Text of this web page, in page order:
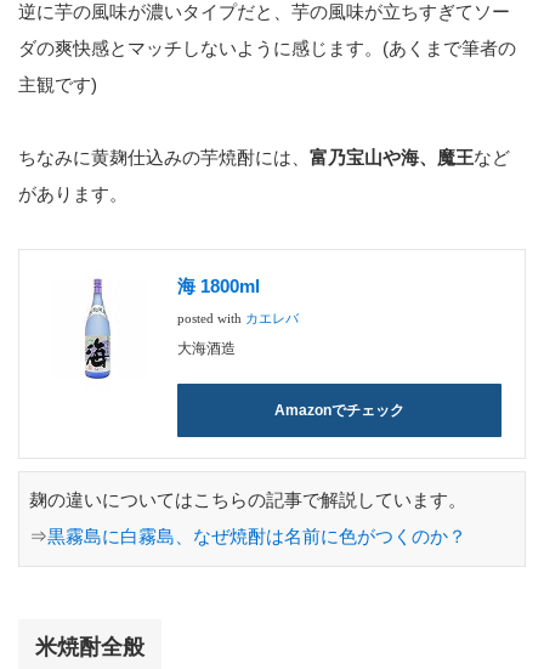
逆に芋の風味が濃いタイプだと、芋の風味が立ちすぎてソー
ダの爽快感とマッチしないように感じます。(あくまで筆者の
主観です)
ちなみに黄麹仕込みの芋焼酎には、 富乃宝山や海、魔王など
があります。
海 1800ml
posted with カエレバ
大海酒造
Amazonでチェック
麹の違いについてはこちらの記事で解説しています。
⇒黒霧島に白霧島、なぜ焼酎は名前に色がつくのか？
米焼酎全般